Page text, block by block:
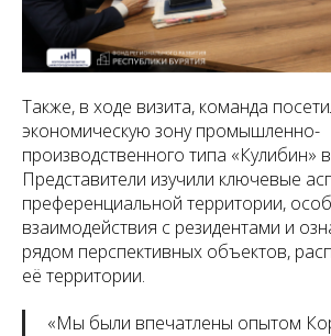
Также, в ходе визита, команда
экономическую зону промышленно-
производственного типа «Кулибин»
Представители изучили ключевые
преференциальной территории,
взаимодействия с резидентами и
рядом перспективных объектов,
её территории.
«Мы были впечатлены опытом